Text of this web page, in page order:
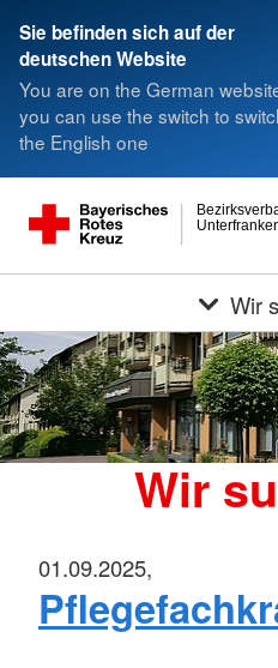
Sie befinden sich auf der
deutschen Website
You are on the German
you can use the switch to
the English one
Wir
Wir
01.09.2025,